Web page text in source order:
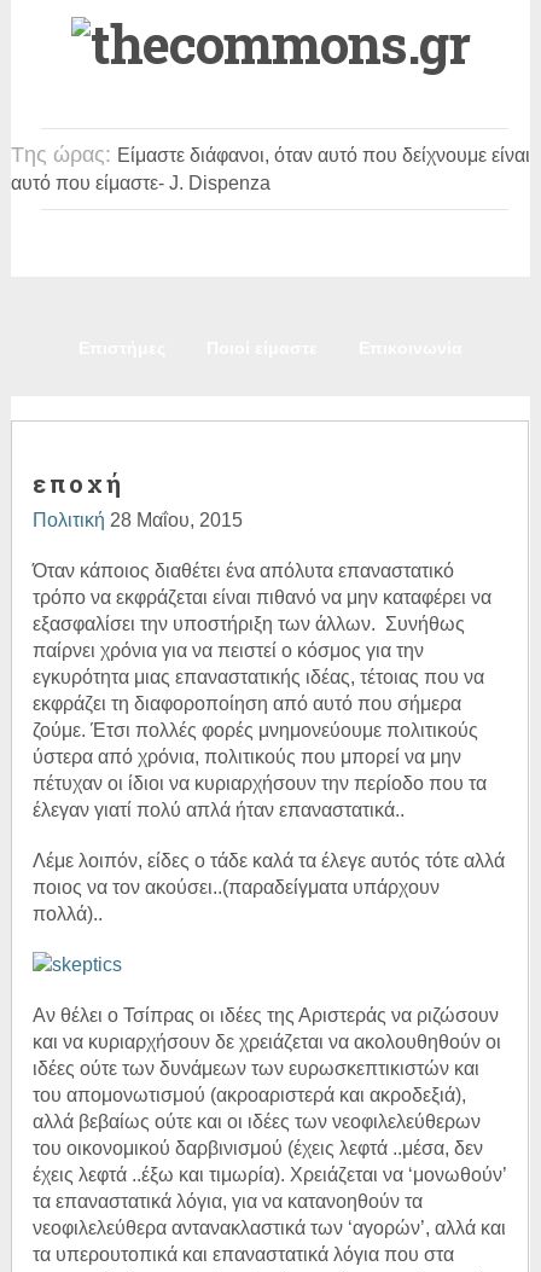
Tης ώρας: Είμαστε διάφανοι, όταν αυτό που δείχνουμε είναι
αυτό που είμαστε- J. Dispenza
ε π ο χ ή
Πολιτική 28 Μαΐου, 2015
Όταν κάποιος διαθέτει ένα απόλυτα επαναστατικό
τρόπο να εκφράζεται είναι πιθανό να μην καταφέρει να
εξασφαλίσει την υποστήριξη των άλλων. Συνήθως
παίρνει χρόνια για να πειστεί ο κόσμος για την
εγκυρότητα μιας επαναστατικής ιδέας, τέτοιας που να
εκφράζει τη διαφοροποίηση από αυτό που σήμερα
ζούμε. Έτσι πολλές φορές μνημονεύουμε πολιτικούς
ύστερα απόχρόνια, πολιτικούς που μπορεί να μην
πέτυχαν οι ίδιοι να κυριαρχήσουν την περίοδο που τα
έλεγαν γιατί πολύ απλά ήταν επαναστατικά..
Λέμε λοιπόν, είδες ο τάδε καλά τα έλεγε αυτός τότε αλλά
ποιος να τον ακούσει..(παραδείγματα υπάρχουν
πολλά)..
Αν θέλει ο Τσίπρας οι ιδέες της Αριστεράς να ριζώσουν
και να κυριαρχήσουν δε χρειάζεται να ακολουθηθούν οι
ιδέες ούτε των δυνάμεων των ευρωσκεπτικιστών και
του απομονωτισμού (ακροαριστερά και ακροδεξιά),
αλλά βεβαίως ούτε και οι ιδέες των νεοφιλελεύθερων
του οικονομικού δαρβινισμού (έχεις λεφτά ..μέσα, δεν
έχεις λεφτά ..έξω και τιμωρία). Χρειάζεται να ‘μονωθούν’
τα επαναστατικά λόγια, για να κατανοηθούν τα
νεοφιλελεύθερα αντανακλαστικά των ‘αγορών’, αλλά και
τα υπερουτοπικά και επαναστατικά λόγια που στα